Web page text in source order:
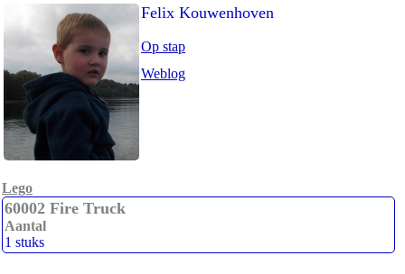
Felix Kouwenhoven
Op stap
Weblog
Lego
60002 Fire Truck
Aantal
1 stuks